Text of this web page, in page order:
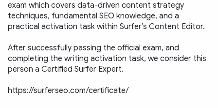
exam which covers data-driven content strategy
techniques, fundamental SEO knowledge, and a
practical activation task within Surfer’s Content Editor.
After successfully passing the official exam, and
completing the writing activation task, we consider this
person a Certified Surfer Expert.
https://surferseo.com/certificate/